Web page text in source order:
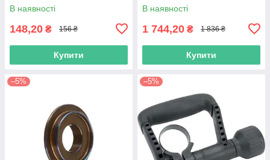
В наявності
148,20 ₴ 156 ₴
Купити
В наявності
1 744,20 ₴ 1 836 ₴
Купити
–5% –5%